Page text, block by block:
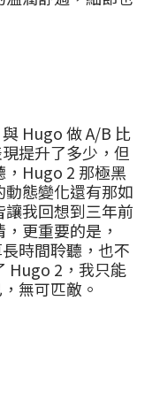
Hugo 做 A/B 比
提升了多少，但
Hugo 2 那極黑
態變化還有那如
我回想到三年前
更重要的是，
時間聆聽，也不
Hugo 2，我只能
無可匹敵。